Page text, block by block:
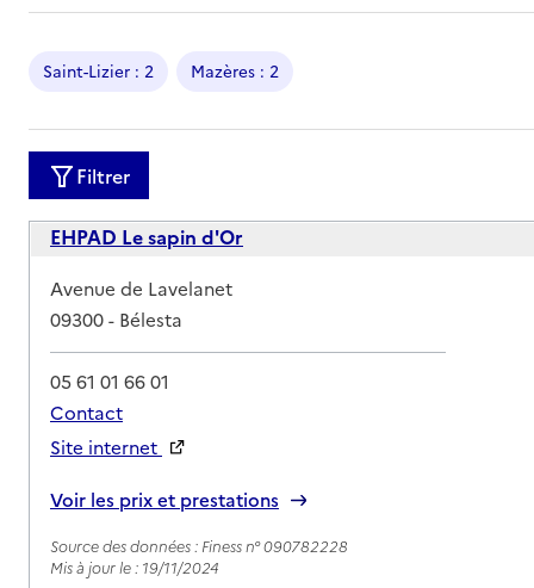
Saint-Lizier : 2 Mazères : 2
Filtrer
EHPAD Le sapin d'Or
Adresse
Avenue de Lavelanet
09300- Bélesta
05 61 01 66 01
Contact
Site internet
Voir les prix et prestations
Source des données : Finess n° 090782228
Mis à jour le : 19/11/2024